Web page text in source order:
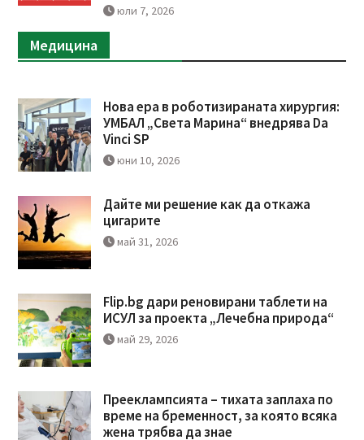
юли 7, 2026
Медицина
Нова ера в роботизираната хирургия:
УМБАЛ „Света Марина“ внедрява Da
Vinci SP
юни 10, 2026
Дайте ми решение как да откажа
цигарите
май 31, 2026
Flip.bg дари реновирани таблети на
ИСУЛ за проекта „Лечебна природа“
май 29, 2026
Прееклампсията – тихата заплаха по
време на бременност, за която всяка
жена трябва да знае